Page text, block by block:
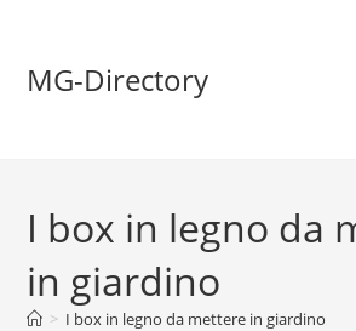
MG-Directory
I box in legno da
in giardino
> I box in legno da mettere in giardino